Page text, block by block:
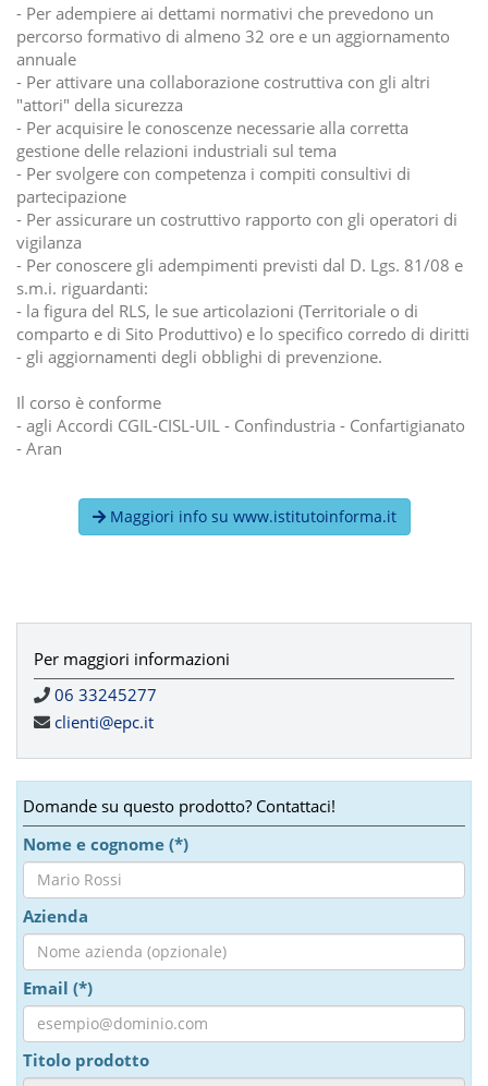
- Per adempiere ai dettami normativi che prevedono un
percorso formativo di almeno 32 ore e un aggiornamento
annuale
- Per attivare una collaborazione costruttiva con gli altri
"attori" della sicurezza
- Per acquisire le conoscenze necessarie alla corretta
gestione delle relazioni industriali sul tema
- Per svolgere con competenza i compiti consultivi di
partecipazione
- Per assicurare un costruttivo rapporto con gli operatori di
vigilanza
- Per conoscere gli adempimenti previsti dal D. Lgs. 81/08 e
s.m.i. riguardanti:
- la figura del RLS, le sue articolazioni (Territoriale o di
comparto e di Sito Produttivo) e lo specifico corredo di diritti
- gli aggiornamenti degli obblighi di prevenzione.
Il corso è conforme
- agli Accordi CGIL-CISL-UIL - Confindustria - Confartigianato
- Aran
Maggiori info su www.istitutoinforma.it
Per maggiori informazioni
06 33245277
clienti@epc.it
Domande su questo prodotto? Contattaci!
Nome e cognome (*)
Azienda
Email (*)
Titolo prodotto